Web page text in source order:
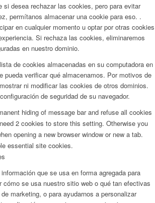
si desea rechazar las cookies, pero para evitar
permítanos almacenar una cookie para eso. .
en cualquier momento u optar por otras cookies
Si rechaza las cookies, eliminaremos
en nuestro dominio.
de cookies almacenadas en su computadora en
pueda verificar qué almacenamos. Por motivos de
ni modificar las cookies de otros dominios.
de seguridad de su navegador.
hiding of message bar and refuse all cookies
2 cookies to store this setting. Otherwise you
opening a new browser window or new a tab.
essential site cookies.
que se usa en forma agregada para
cómo se usa nuestro sitio web o qué tan efectivas
marketing, o para ayudarnos a personalizar